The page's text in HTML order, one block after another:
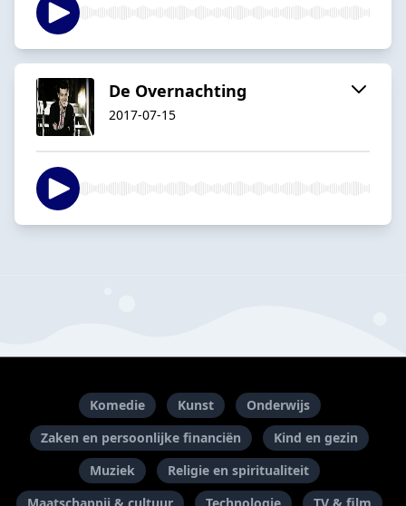
De Overnachting
2017-07-15
Komedie Kunst
Onderwijs
Zaken en persoonlijke financiën
Kind en gezin
Muziek
Religie en spiritualiteit